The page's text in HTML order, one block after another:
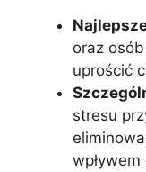
oraz
uprościć
stresu